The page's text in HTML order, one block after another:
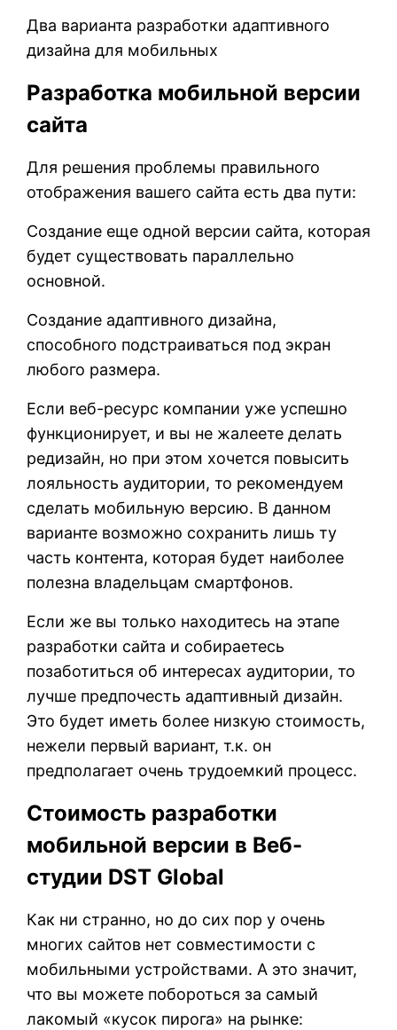
Два варианта разработки адаптивного
дизайна для мобильных
Разработка мобильной версии
сайта
Для решения проблемы правильного
отображения вашего сайта есть два пути:
Создание еще одной версии сайта, которая
будет существовать параллельно
основной.
Создание адаптивного дизайна,
способного подстраиваться под экран
любого размера.
Если веб-ресурс компании уже успешно
функционирует, и вы не жалеете делать
редизайн, но при этом хочется повысить
лояльность аудитории, то рекомендуем
сделать мобильную версию. В данном
варианте возможно сохранить лишь ту
часть контента, которая будет наиболее
полезна владельцам смартфонов.
Если же вы только находитесь на этапе
разработки сайта и собираетесь
позаботиться об интересах аудитории, то
лучше предпочесть адаптивный дизайн.
Это будет иметь более низкую стоимость,
нежели первый вариант, т.к. он
предполагает очень трудоемкий процесс.
Стоимость разработки
мобильной версии в Веб-
студии DST Global
Как ни странно, но до сих пор у очень
многих сайтов нет совместимости с
мобильными устройствами. А это значит,
что вы можете побороться за самый
лакомый «кусок пирога» на рынке: